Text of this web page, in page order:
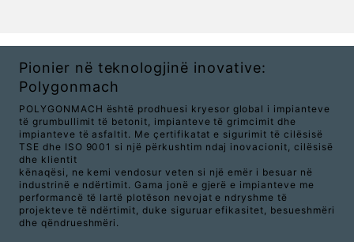
Pionier në teknologjinë inovative:
Polygonmach
POLYGONMACH është prodhuesi kryesor global i impianteve
të grumbullimit të betonit, impianteve të grimcimit dhe
impianteve të asfaltit. Me çertifikatat e sigurimit të cilësisë
TSE dhe ISO 9001 si një përkushtim ndaj inovacionit, cilësisë
dhe klientit
kënaqësi, ne kemi vendosur veten si një emër i besuar në
industrinë e ndërtimit. Gama jonë e gjerë e impianteve me
performancë të lartë plotëson nevojat e ndryshme të
projekteve të ndërtimit, duke siguruar efikasitet, besueshmëri
dhe qëndrueshmëri.